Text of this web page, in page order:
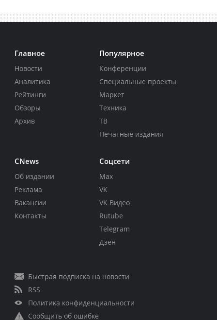
Главное
Новости
Аналитика
Рейтинги
Обзоры
Архив
Популярное
Конференции
Специальные проекты
Маркет
Техника
ТВ
Печатные издания
CNews
Об издании
Реклама
Вакансии
Контакты
Соцсети
Max
VK
VK Видео
Rutube
Telegram
Дзен
Быстрая подписка на новости
RSS
Политика конфиденциальности
Сообщить об ошибке